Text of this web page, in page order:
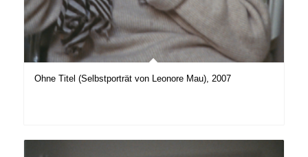
Ohne Titel (Selbstporträt von Leonore Mau), 2007